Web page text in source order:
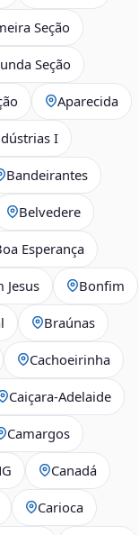
Seção
Seção
Aparecida
I
Bandeirantes
Belvedere
Esperança
Jesus Bonfim
Braúnas
Cachoeirinha
Caiçara-Adelaide
Camargos
Canadá
Carioca